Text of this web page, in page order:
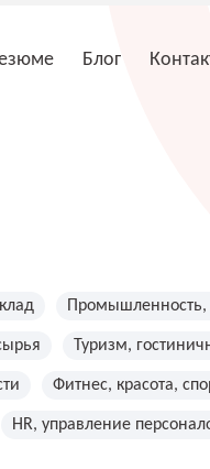
Блог
Промышленность,
Туризм,
Фитнес, красота,
HR, управление